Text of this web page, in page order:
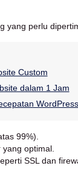
yang perlu
Custom
dalam 1 Jam
WordPress
99%).
yang optimal.
SSL dan